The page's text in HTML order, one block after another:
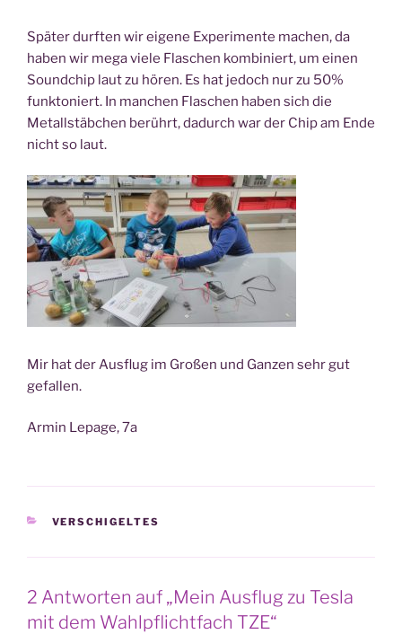
Spä­ter durf­ten wir eige­ne Expe­ri­men­te machen, da
haben wir mega vie­le Fla­schen kom­bi­niert, um einen
Sound­chip laut zu hören. Es hat jedoch nur zu 50%
funk­to­niert. In man­chen Fla­schen haben sich die
Metall­stäb­chen berührt, dadurch war der Chip am Ende
nicht so laut.
Mir hat der Aus­flug im Gro­ßen und Gan­zen sehr gut
gefallen.
Armin Lepage, 7a
KATEGORIEN
VERSCHIGELTES
2 Antworten auf „Mein Ausflug zu Tesla
mit dem Wahlpflichtfach TZE“